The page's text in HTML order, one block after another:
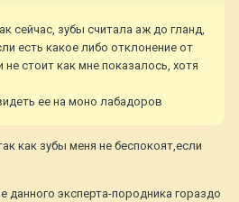
сейчас, зубы считала аж до гланд,
есть какое либо отклонение от
не стоит как мне показалось, хотя
ее на моно лабадоров
как зубы меня не беспокоят,если
данного эксперта-породника гораздо